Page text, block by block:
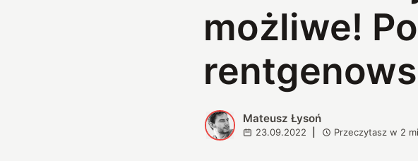
możliwe!
M Mateusz Łysoń
23.09.2022 Przeczytasz w 2